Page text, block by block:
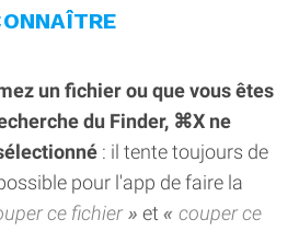
un fichier ou que vous êtes
du Finder, ⌘X ne
: il tente toujours de
pour l'app de faire la
ce fichier et
couper ce